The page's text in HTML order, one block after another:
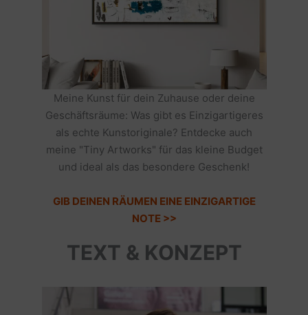
Meine Kunst für dein Zuhause oder deine
Geschäftsräume: Was gibt es Einzigartigeres
als echte Kunstoriginale? Entdecke auch
meine "Tiny Artworks" für das kleine Budget
und ideal als das besondere Geschenk!
GIB DEINEN RÄUMEN EINE EINZIGARTIGE
NOTE >>
TEXT & KONZEPT